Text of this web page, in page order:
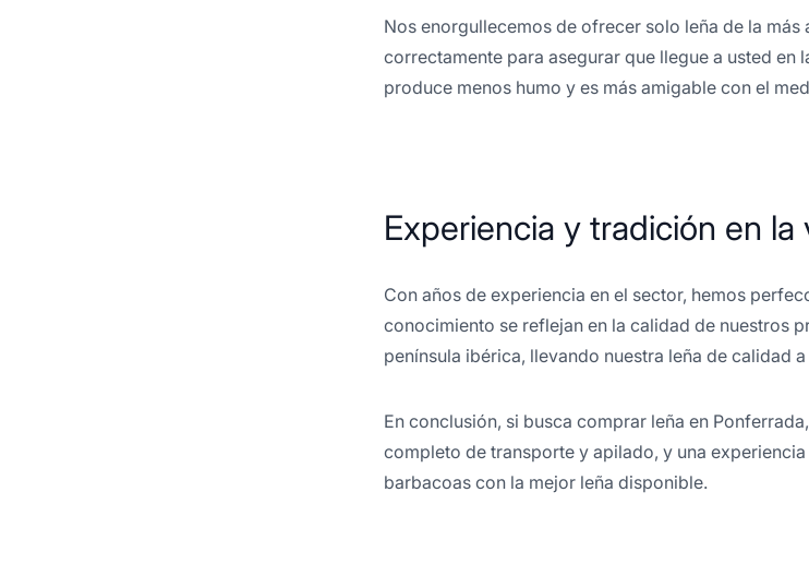
Nos enorgullecemos de ofrecer solo leña de la
correctamente para asegurar que llegue a usted en
produce menos humo y es más amigable con el
Experiencia y tradición en
Con años de experiencia en el sector, hemos
conocimiento se reflejan en la calidad de nuestros
península ibérica, llevando nuestra leña de calidad
En conclusión, si busca comprar leña en
completo de transporte y apilado, y una
barbacoas con la mejor leña disponible.